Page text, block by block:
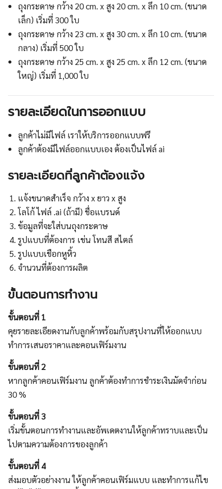
ถุงกระดาษ กว้าง 20 cm. x สูง 20 cm. x ลึก 10 cm. (ขนาด
เล็ก) เริ่มที่ 300 ใบ
ถุงกระดาษ กว้าง 23 cm. x สูง 30 cm. x ลึก 10 cm. (ขนาด
กลาง) เริ่มที่ 500 ใบ
ถุงกระดาษ กว้าง 25 cm. x สูง 25 cm. x ลึก 12 cm. (ขนาด
ใหญ่) เริ่มที่ 1,000 ใบ
รายละเอียดในการออกแบบ
ลูกค้าไม่มีไฟล์ เราให้บริการออกแบบฟรี
ลูกค้าต้องมีไฟล์ออกแบบเอง ต้องเป็นไฟล์ ai
รายละเอียดที่ลูกค้าต้องแจ้ง
แจ้งขนาดสำเร็จ กว้าง x ยาว x สูง
โลโก้ ไฟล์ .ai (ถ้ามี) ชื่อแบรนด์
ข้อมูลที่จะใส่บนถุงกระดาษ
รูปแบบที่ต้องการ เช่น โทนสี สไตล์
รูปแบบเชือกหูหิ้ว
จำนวนที่ต้องการผลิต
ขั้นตอนการทำงาน
ขั้นตอนที่ 1
คุยรายละเอียดงานกับลูกค้าพร้อมกับสรุปงานที่ให้ออกแบบ
ทำการเสนอราคาและคอนเฟิร์มงาน
ขั้นตอนที่ 2
หากลูกค้าคอนเฟิร์มงาน ลูกค้าต้องทำการชำระเงินมัดจำก่อน
30 %
ขั้นตอนที่ 3
เริ่มขั้นตอนการทำงานและอัพเดตงานให้ลูกค้าทราบและเป็น
ไปตามความต้องการของลูกค้า
ขั้นตอนที่ 4
ส่งมอบตัวอย่างงาน ให้ลูกค้าคอนเฟิร์มแบบ และทำการแก้ไข